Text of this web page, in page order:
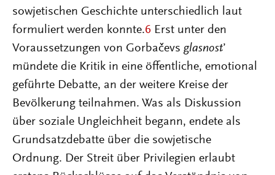
sowjetischen Geschichte unterschiedlich laut
formuliert werden konnte.6 Erst unter den
Voraussetzungen von Gorbačevs glasnost’
mündete die Kritik in eine öffentliche, emotional
geführte Debatte, an der weitere Kreise der
Bevölkerung teilnahmen. Was als Diskussion
über soziale Ungleichheit begann, endete als
Grundsatzdebatte über die sowjetische
Ordnung. Der Streit über Privilegien erlaubt